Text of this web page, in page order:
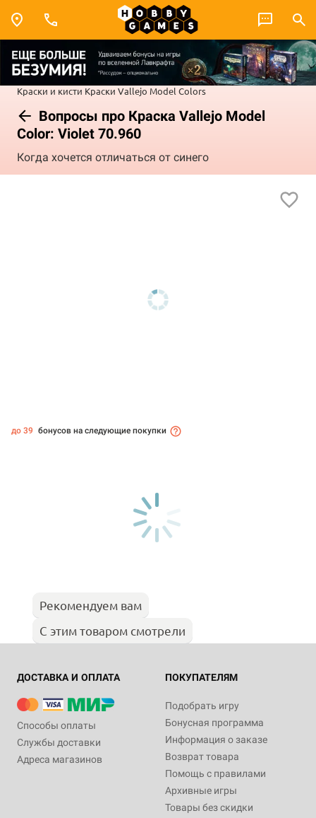
Краски и кисти Краски Vallejo Model Colors
Вопросы про Краска Vallejo Model
Color: Violet 70.960
Когда хочется отличаться от синего
до 39 бонусов на следующие покупки
Рекомендуем вам
С этим товаром смотрели
ДОСТАВКА И ОПЛАТА
Способы оплаты
Службы доставки
Адреса магазинов
ПОКУПАТЕЛЯМ
Подобрать игру
Бонусная программа
Информация о заказе
Возврат товара
Помощь с правилами
Архивные игры
Товары без скидки